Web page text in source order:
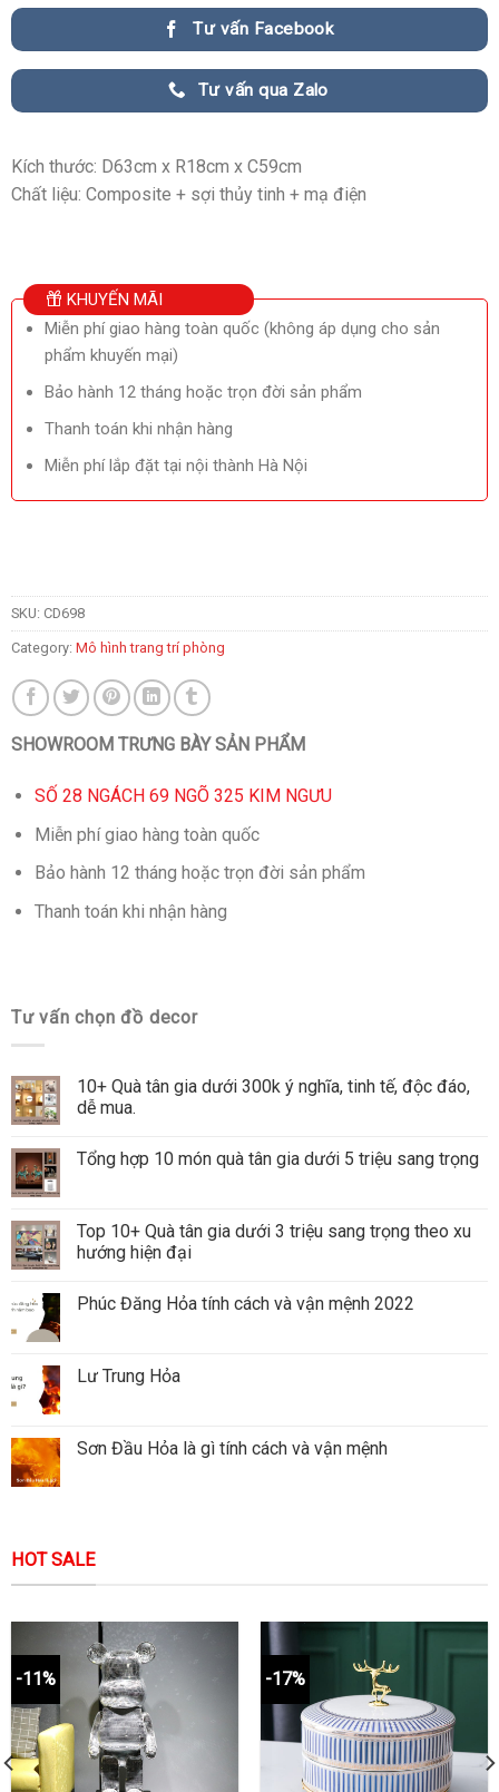
Tư vấn Facebook
Tư vấn qua Zalo
Kích thước: D63cm x R18cm x C59cm
Chất liệu: Composite + sợi thủy tinh + mạ điện
KHUYẾN MÃI
Miễn phí giao hàng toàn quốc (không áp dụng cho sản
phẩm khuyến mại)
Bảo hành 12 tháng hoặc trọn đời sản phẩm
Thanh toán khi nhận hàng
Miễn phí lắp đặt tại nội thành Hà Nội
SKU: CD698
Category: Mô hình trang trí phòng
SHOWROOM TRƯNG BÀY SẢN PHẨM
SỐ 28 NGÁCH 69 NGÕ 325 KIM NGƯU
Miễn phí giao hàng toàn quốc
Bảo hành 12 tháng hoặc trọn đời sản phẩm
Thanh toán khi nhận hàng
Tư vấn chọn đồ decor
10+ Quà tân gia dưới 300k ý nghĩa, tinh tế, độc đáo,
dễ mua.
Tổng hợp 10 món quà tân gia dưới 5 triệu sang trọng
Top 10+ Quà tân gia dưới 3 triệu sang trọng theo xu
hướng hiện đại
Phúc Đăng Hỏa tính cách và vận mệnh 2022
Lư Trung Hỏa
Sơn Đầu Hỏa là gì tính cách và vận mệnh
HOT SALE
-11% -17%